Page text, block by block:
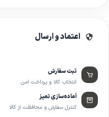
اعتماد و ارسال
ثبت سفارش
انتخاب کالا و پرداخت امن
آماده‌سازی تمیز
کنترل سفارش و محافظت از کالا